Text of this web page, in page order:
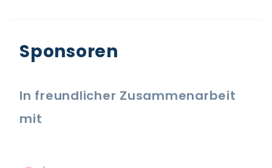
Sponsoren
In freundlicher Zusammenarbeit
mit